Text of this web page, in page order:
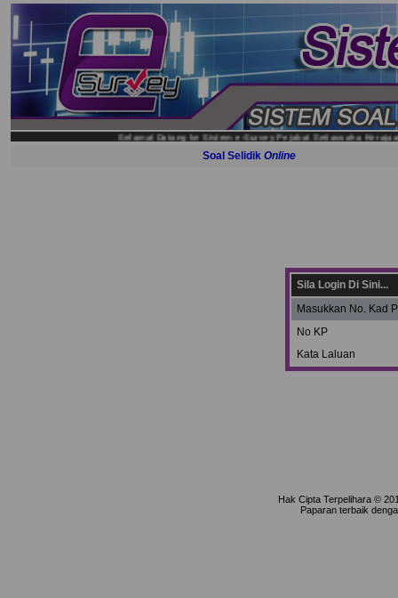
Selamat Datang ke Sistem e-Survey Pejabat Setiausaha Kerajaan
Soal SelidikOnline
Sila Login Di Sini...
Masukkan No. Kad
No KP
Kata Laluan
Hak Cipta Terpelihara ©
Paparan terbaik